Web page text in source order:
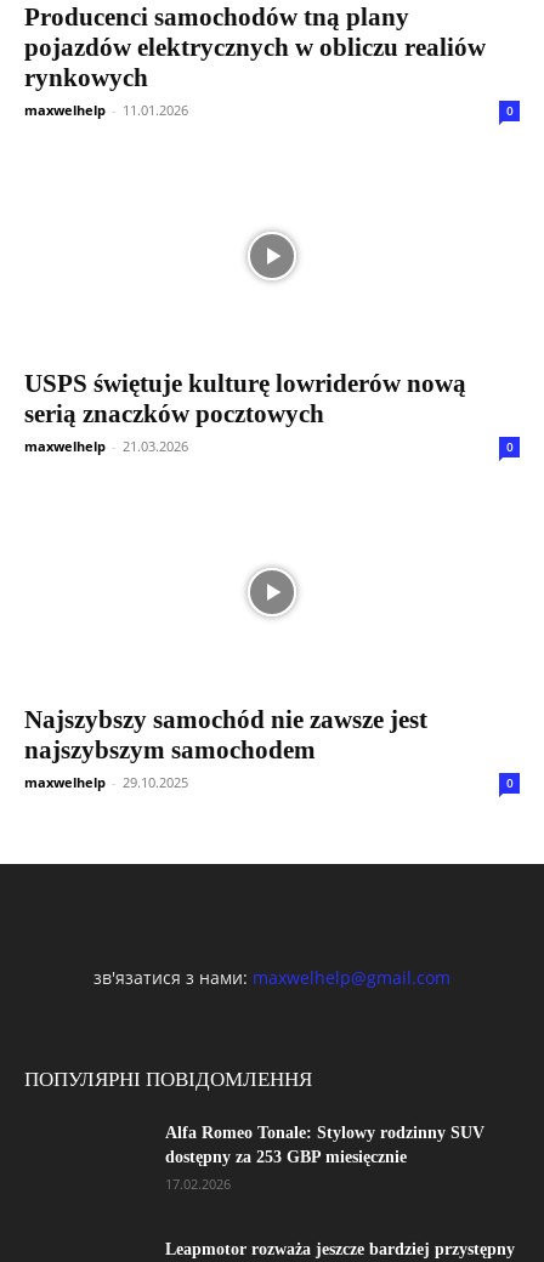
Producenci samochodów tną plany
pojazdów elektrycznych w obliczu realiów
rynkowych
maxwelhelp - 11.01.2026 0
USPS świętuje kulturę lowriderów nową
serią znaczków pocztowych
maxwelhelp - 21.03.2026 0
Najszybszy samochód nie zawsze jest
najszybszym samochodem
maxwelhelp - 29.10.2025 0
зв'язатися з нами: maxwelhelp@gmail.com
ПОПУЛЯРНІ ПОВІДОМЛЕННЯ
Alfa Romeo Tonale: Stylowy rodzinny SUV
dostępny za 253 GBP miesięcznie
17.02.2026
Leapmotor rozważa jeszcze bardziej przystępny